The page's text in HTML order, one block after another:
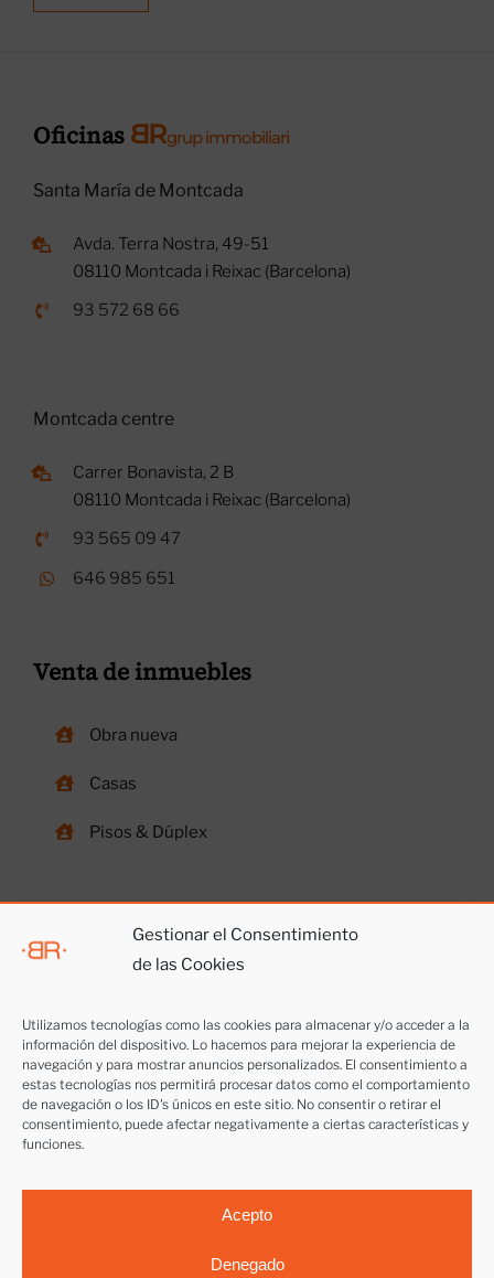
Gestionar el Consentimiento
de las Cookies
Utilizamos tecnologías como las cookies para almacenar y/o acceder a la
información del dispositivo. Lo hacemos para mejorar la experiencia de
navegación y para mostrar anuncios personalizados. El consentimiento a
estas tecnologías nos permitirá procesar datos como el comportamiento
de navegación o los ID's únicos en este sitio. No consentir o retirar el
consentimiento, puede afectar negativamente a ciertas características y
funciones.
Acepto
Denegado
Oficinas BRgrup immobiliari
Santa María de Montcada
Avda. Terra Nostra, 49-51
08110 Montcada i Reixac (Barcelona)
93 572 68 66
Montcada centre
Carrer Bonavista, 2 B
08110 Montcada i Reixac (Barcelona)
93 565 09 47
646 985 651
Venta de inmuebles
Obra nueva
Casas
Pisos & Dúplex
Vendemos tu casa
Alquilar piso o local
Trabaja con nosotros